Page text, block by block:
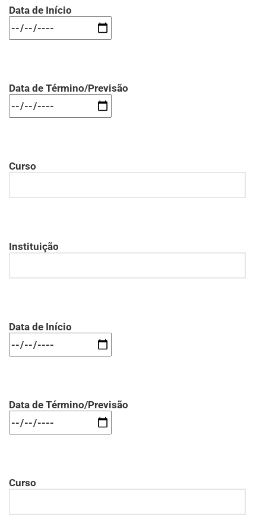
Data de Início
Data de Término/Previsão
Curso
Instituição
Data de Início
Data de Término/Previsão
Curso